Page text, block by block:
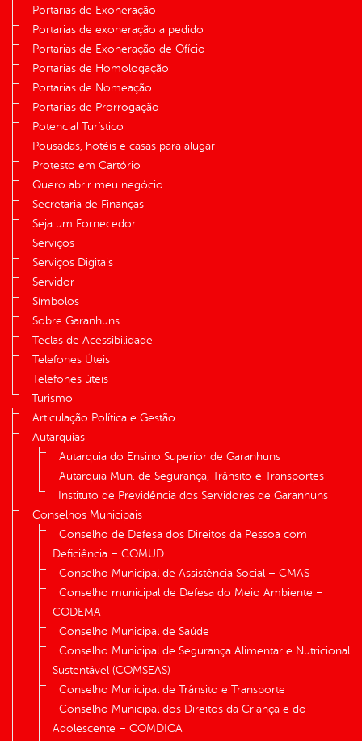
Portarias de Exoneração
Portarias de exoneração a pedido
Portarias de Exoneração de Ofício
Portarias de Homologação
Portarias de Nomeação
Portarias de Prorrogação
Potencial Turístico
Pousadas, hotéis e casas para alugar
Protesto em Cartório
Quero abrir meu negócio
Secretaria de Finanças
Seja um Fornecedor
Serviços
Serviços Digitais
Servidor
Símbolos
Sobre Garanhuns
Teclas de Acessibilidade
Telefones Úteis
Telefones úteis
Turismo
Articulação Política e Gestão
Autarquias
Autarquia do Ensino Superior de Garanhuns
Autarquia Mun. de Segurança, Trânsito e Transportes
Instituto de Previdência dos Servidores de Garanhuns
Conselhos Municipais
Conselho de Defesa dos Direitos da Pessoa com
Deficiência – COMUD
Conselho Municipal de Assistência Social – CMAS
Conselho municipal de Defesa do Meio Ambiente –
CODEMA
Conselho Municipal de Saúde
Conselho Municipal de Segurança Alimentar e Nutricional
Sustentável (COMSEAS)
Conselho Municipal de Trânsito e Transporte
Conselho Municipal dos Direitos da Criança e do
Adolescente – COMDICA